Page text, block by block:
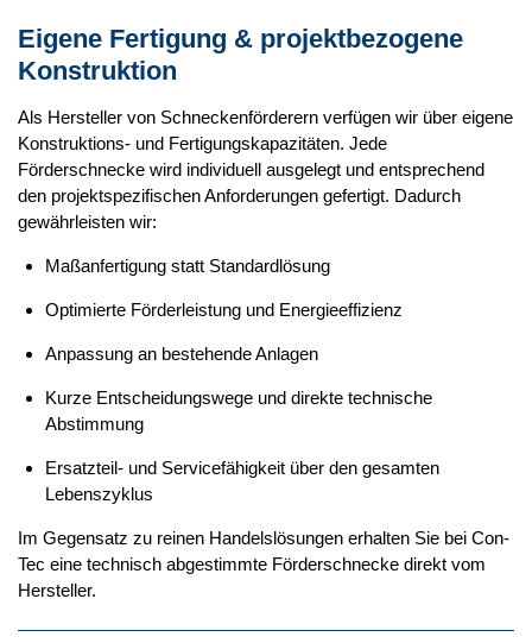
Eigene Fertigung & projektbezogene
Konstruktion
Als Hersteller von Schneckenförderern verfügen wir über eigene
Konstruktions- und Fertigungskapazitäten. Jede
Förderschnecke wird individuell ausgelegt und entsprechend
den projektspezifischen Anforderungen gefertigt. Dadurch
gewährleisten wir:
Maßanfertigung statt Standardlösung
Optimierte Förderleistung und Energieeffizienz
Anpassung an bestehende Anlagen
Kurze Entscheidungswege und direkte technische
Abstimmung
Ersatzteil- und Servicefähigkeit über den gesamten
Lebenszyklus
Im Gegensatz zu reinen Handelslösungen erhalten Sie bei Con-
Tec eine technisch abgestimmte Förderschnecke direkt vom
Hersteller.